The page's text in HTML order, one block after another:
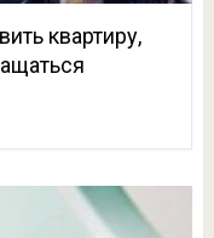
квартиру,